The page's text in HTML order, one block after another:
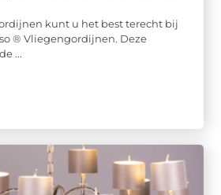
kunt u het best terecht bij
® Vliegengordijnen. Deze
...